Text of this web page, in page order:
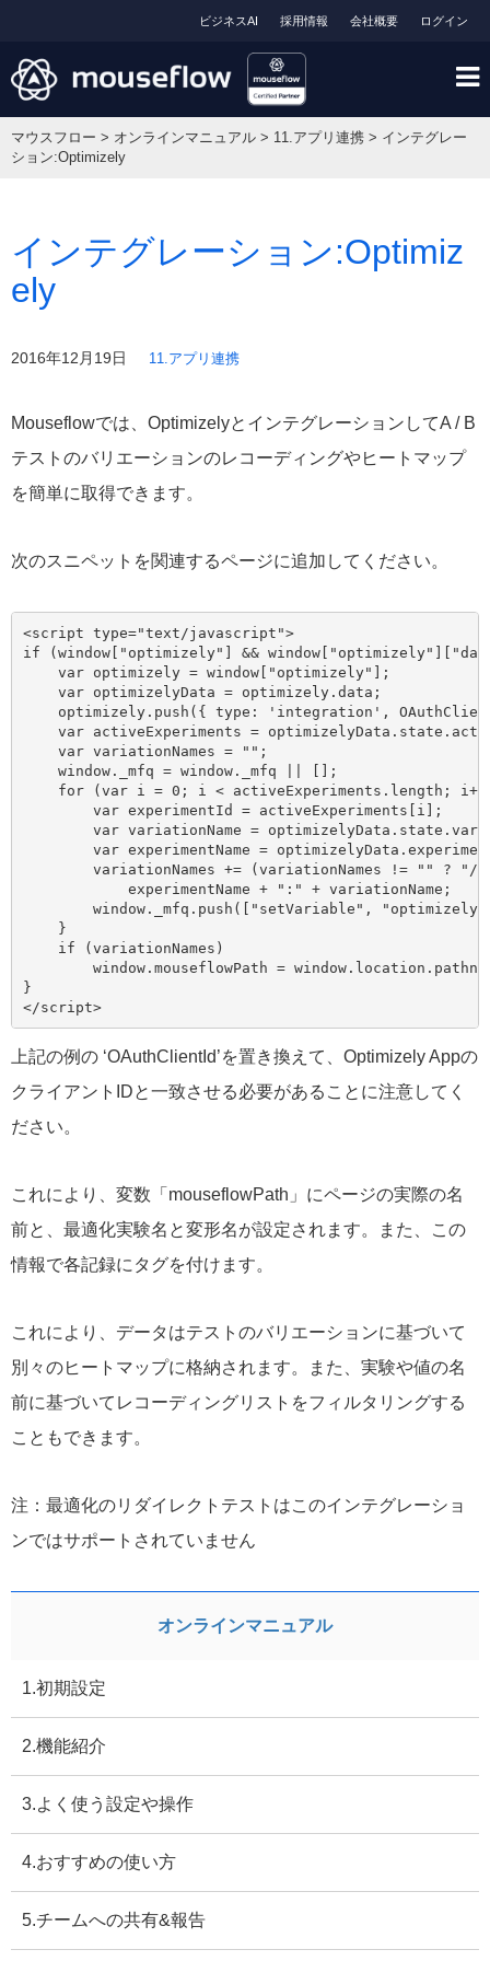
ログイン
会社概要
採用情報
ビジネスAI
マウスフロー > オンラインマニュアル > 11.アプリ連携 > インテグレー
ション:Optimizely
インテグレーション:Optimiz
ely
2016年12月19日 11.アプリ連携
Mouseflowでは、OptimizelyとインテグレーションしてA / B
テストのバリエーションのレコーディングやヒートマップ
を簡単に取得できます。
次のスニペットを関連するページに追加してください。
<script type="text/javascript">
if (window["optimizely"] &&
    var optimizely = window["optimizely"];
    var optimizelyData = optimizely.data;
optimizely.push({ type: 'integration',
var activeExperiments =
    var variationNames = "";
    window._mfq = window._mfq || [];
for (var i = 0; i < activeExperiments.length;
        var experimentId = activeExperiments[i];
var variationName =
var experimentName =
variationNames += (variationNames != "" ? "/
            experimentName + ":" + variationName;
window._mfq.push(["setVariable",
    }
    if (variationNames)
window.mouseflowPath =
}
</script>
上記の例の ‘OAuthClientId’を置き換えて、Optimizely Appの
クライアントIDと一致させる必要があることに注意してく
ださい。
これにより、変数「mouseflowPath」にページの実際の名
前と、最適化実験名と変形名が設定されます。また、この
情報で各記録にタグを付けます。
これにより、データはテストのバリエーションに基づいて
別々のヒートマップに格納されます。また、実験や値の名
前に基づいてレコーディングリストをフィルタリングする
こともできます。
注：最適化のリダイレクトテストはこのインテグレーショ
ンではサポートされていません
オンラインマニュアル
1.初期設定
2.機能紹介
3.よく使う設定や操作
4.おすすめの使い方
5.チームへの共有&報告